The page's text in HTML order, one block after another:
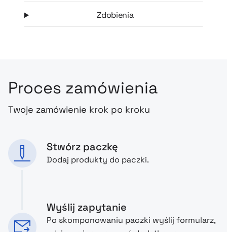
Zdobienia
Proces zamówienia
Twoje zamówienie krok po kroku
Stwórz paczkę
Dodaj produkty do paczki.
Wyślij zapytanie
Po skomponowaniu paczki wyślij formularz,